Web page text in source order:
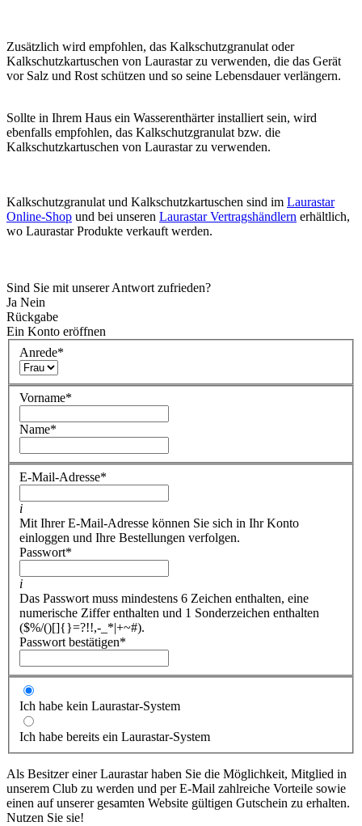
Zusätzlich wird empfohlen, das Kalkschutzgranulat oder
Kalkschutzkartuschen von Laurastar zu verwenden, die das Gerät
vor Salz und Rost schützen und so seine Lebensdauer verlängern.
Sollte in Ihrem Haus ein Wasserenthärter installiert sein, wird
ebenfalls empfohlen, das Kalkschutzgranulat bzw. die
Kalkschutzkartuschen von Laurastar zu verwenden.
Kalkschutzgranulat und Kalkschutzkartuschen sind im Laurastar
Online-Shop und bei unseren Laurastar Vertragshändlern erhältlich,
wo Laurastar Produkte verkauft werden.
Sind Sie mit unserer Antwort zufrieden?
Ja Nein
Rückgabe
Ein Konto eröffnen
Anrede*
Vorname*
Name*
E-Mail-Adresse*
i
Mit Ihrer E-Mail-Adresse können Sie sich in Ihr Konto
einloggen und Ihre Bestellungen verfolgen.
Passwort*
i
Das Passwort muss mindestens 6 Zeichen enthalten, eine
numerische Ziffer enthalten und 1 Sonderzeichen enthalten
($%/()[]{}=?!!,-_*|+~#).
Passwort bestätigen*
Ich habe kein Laurastar-System
Ich habe bereits ein Laurastar-System
Als Besitzer einer Laurastar haben Sie die Möglichkeit, Mitglied in
unserem Club zu werden und per E-Mail zahlreiche Vorteile sowie
einen auf unserer gesamten Website gültigen Gutschein zu erhalten.
Nutzen Sie sie!